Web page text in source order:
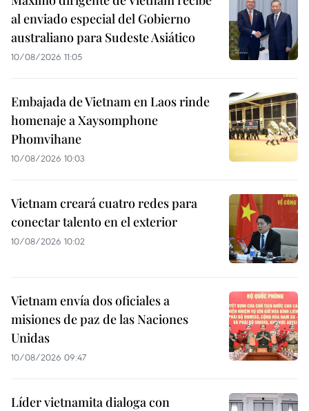
al enviado especial del Gobierno
australiano para Sudeste Asiático
10/08/2026 11:05
Embajada de Vietnam en Laos rinde
homenaje a Xaysomphone
Phomvihane
10/08/2026 10:03
Vietnam creará cuatro redes para
conectar talento en el exterior
10/08/2026 10:02
Vietnam envía dos oficiales a
misiones de paz de las Naciones
Unidas
10/08/2026 09:47
Líder vietnamita dialoga con